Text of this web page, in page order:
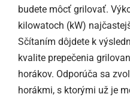
budete môcť grilovať.
kilowatoch (kW)
Sčítaním dôjdete k
kvalite prepečenia
horákov. Odporúča sa
horákmi, s ktorými už je